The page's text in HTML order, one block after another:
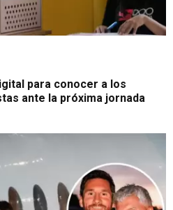
para conocer a los
ante la próxima jornada